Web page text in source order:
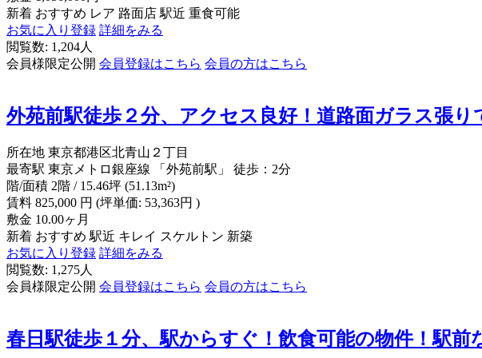
新着 おすすめ レア 路面店 駅近 重食可能
お気に入り登録 詳細をみる
閲覧数: 1,204人
会員様限定公開 会員登録はこちら 会員の方はこちら
外苑前駅徒歩２分、アクセス良好！道路面ガラス張り
所在地 東京都港区北青山２丁目
最寄駅 東京メトロ銀座線 「外苑前駅」 徒歩：2分
階/面積 2階 / 15.46坪 (51.13m²)
賃料 825,000 円 (坪単価: 53,363円 )
敷金 10.00ヶ月
新着 おすすめ 駅近 キレイ スケルトン 新築
お気に入り登録 詳細をみる
閲覧数: 1,275人
会員様限定公開 会員登録はこちら 会員の方はこちら
春日駅徒歩１分、駅からすぐ！飲食可能の物件！駅前